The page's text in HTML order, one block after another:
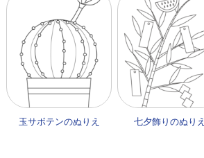
玉サボテンのぬりえ 七夕飾りのぬりえ